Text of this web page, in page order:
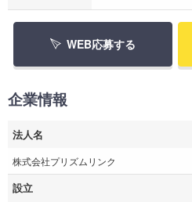
WEB応募する
企業情報
法人名
株式会社プリズムリンク
設立